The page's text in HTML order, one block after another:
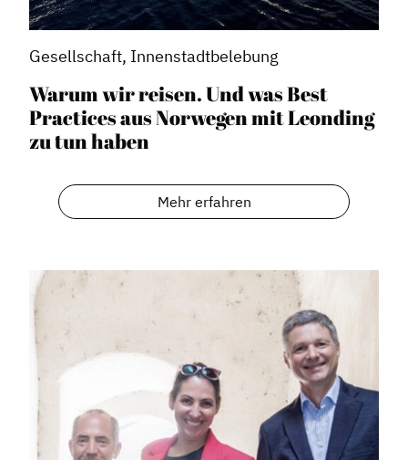
Gesellschaft, Innenstadtbelebung
Warum wir reisen. Und was Best
Practices aus Norwegen mit Leonding
zu tun haben
Mehr erfahren